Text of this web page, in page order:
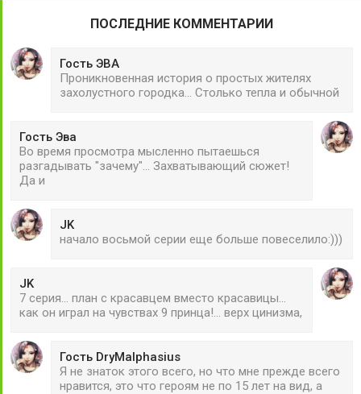
ПОСЛЕДНИЕ КОММЕНТАРИИ
Гость ЭВА
Проникновенная история о простых жителях
захолустного городка... Столько тепла и обычной
Гость Эва
Во время просмотра мысленно пытаешься
разгадывать "зачему"... Захватывающий сюжет!
Да и
JK
начало восьмой серии еще больше повеселило:)))
JK
7 серия... план с красавцем вместо красавицы...
как он играл на чувствах 9 принца!... верх цинизма,
Гость DryMalphasius
Я не знаток этого всего, но что мне прежде всего
нравится, это что героям не по 15 лет на вид, а